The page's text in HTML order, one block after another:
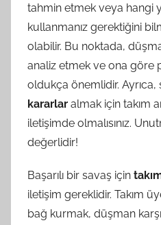
tahmin etmek veya hangi
kullanmanız gerektiğini
olabilir. Bu noktada,
analiz etmek ve ona göre
oldukça önemlidir. Ayrıca,
kararlar almak için takım
iletişimde olmalısınız.
değerlidir!
Başarılı bir savaş için
iletişim gereklidir. Takım
bağ kurmak, düşman